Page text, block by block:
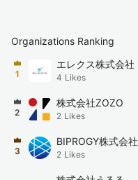
Organizations Ranking
1
エレクス株式会社
4 Likes
2
株式会社ZOZO
2 Likes
3
BIPROGY株式会社
2 Likes